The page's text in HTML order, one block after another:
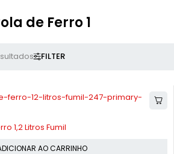
de Ferro 1
FILTER
1,2 Litros Fumil
AO CARRINHO